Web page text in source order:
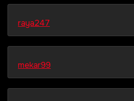
raya247
mekar99